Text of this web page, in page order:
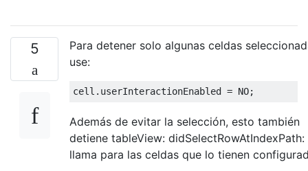
5
Para detener solo algunas celdas
use:
cell . userInteractionEnabled = NO;
Además de evitar la selección, esto también
detiene tableView: didSelectRowAtIndexPath:
llama para las celdas que lo tienen